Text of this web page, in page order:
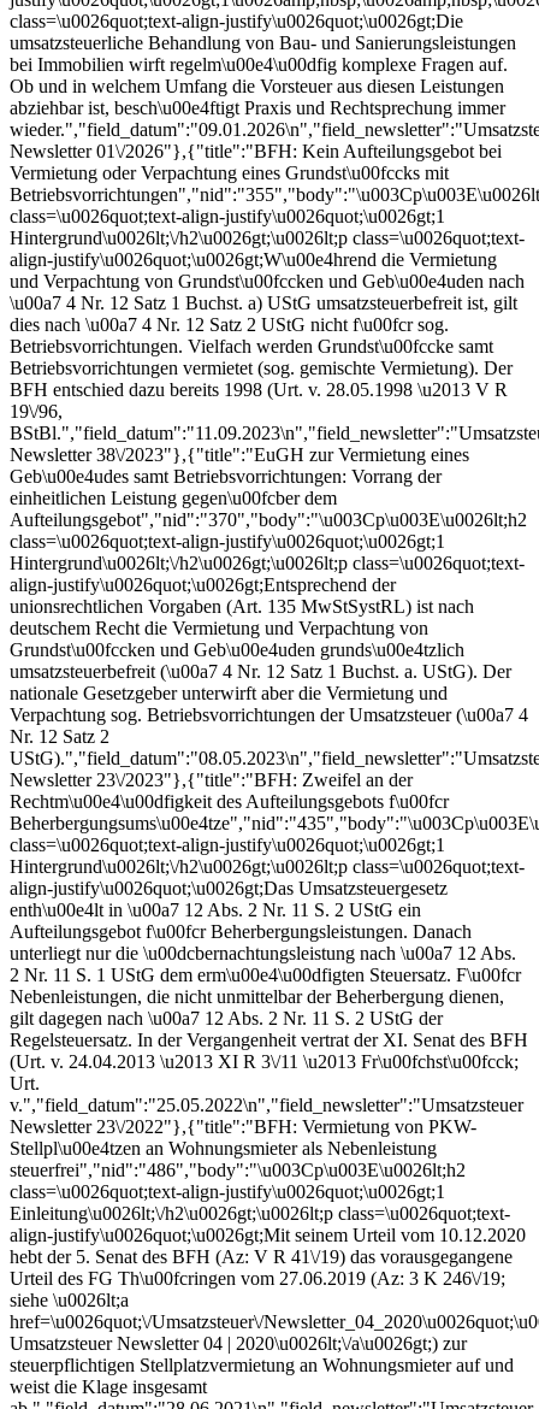
class=\u0026quot;text-align-justify\u0026quot;\u0026gt;Die
umsatzsteuerliche Behandlung von Bau- und Sanierungsleistungen
bei Immobilien wirft regelm\u00e4\u00dfig komplexe Fragen auf.
Ob und in welchem Umfang die Vorsteuer aus diesen Leistungen
abziehbar ist, besch\u00e4ftigt Praxis und Rechtsprechung immer
Newsletter 01\/2026"},{"title":"BFH: Kein Aufteilungsgebot bei
Vermietung oder Verpachtung eines Grundst\u00fccks mit
class=\u0026quot;text-align-justify\u0026quot;\u0026gt;1
Hintergrund\u0026lt;\/h2\u0026gt;\u0026lt;p class=\u0026quot;text-
align-justify\u0026quot;\u0026gt;W\u00e4hrend die Vermietung
und Verpachtung von Grundst\u00fccken und Geb\u00e4uden nach
\u00a7 4 Nr. 12 Satz 1 Buchst. a) UStG umsatzsteuerbefreit ist, gilt
dies nach \u00a7 4 Nr. 12 Satz 2 UStG nicht f\u00fcr sog.
Betriebsvorrichtungen. Vielfach werden Grundst\u00fccke samt
Betriebsvorrichtungen vermietet (sog. gemischte Vermietung). Der
BFH entschied dazu bereits 1998 (Urt. v. 28.05.1998 \u2013 V R
19\/96,
Newsletter 38\/2023"},{"title":"EuGH zur Vermietung eines
Geb\u00e4udes samt Betriebsvorrichtungen: Vorrang der
einheitlichen Leistung gegen\u00fcber dem
Aufteilungsgebot","nid":"370","body":"\u003Cp\u003E\u0026lt;h2
class=\u0026quot;text-align-justify\u0026quot;\u0026gt;1
Hintergrund\u0026lt;\/h2\u0026gt;\u0026lt;p class=\u0026quot;text-
align-justify\u0026quot;\u0026gt;Entsprechend der
unionsrechtlichen Vorgaben (Art. 135 MwStSystRL) ist nach
deutschem Recht die Vermietung und Verpachtung von
Grundst\u00fccken und Geb\u00e4uden grunds\u00e4tzlich
umsatzsteuerbefreit (\u00a7 4 Nr. 12 Satz 1 Buchst. a. UStG). Der
nationale Gesetzgeber unterwirft aber die Vermietung und
Verpachtung sog. Betriebsvorrichtungen der Umsatzsteuer (\u00a7 4
Nr. 12 Satz 2
Newsletter 23\/2023"},{"title":"BFH: Zweifel an der
Rechtm\u00e4\u00dfigkeit des Aufteilungsgebots f\u00fcr
class=\u0026quot;text-align-justify\u0026quot;\u0026gt;1
Hintergrund\u0026lt;\/h2\u0026gt;\u0026lt;p class=\u0026quot;text-
align-justify\u0026quot;\u0026gt;Das Umsatzsteuergesetz
enth\u00e4lt in \u00a7 12 Abs. 2 Nr. 11 S. 2 UStG ein
Aufteilungsgebot f\u00fcr Beherbergungsleistungen. Danach
unterliegt nur die \u00dcbernachtungsleistung nach \u00a7 12 Abs.
2 Nr. 11 S. 1 UStG dem erm\u00e4\u00dfigten Steuersatz. F\u00fcr
Nebenleistungen, die nicht unmittelbar der Beherbergung dienen,
gilt dagegen nach \u00a7 12 Abs. 2 Nr. 11 S. 2 UStG der
Regelsteuersatz. In der Vergangenheit vertrat der XI. Senat des BFH
(Urt. v. 24.04.2013 \u2013 XI R 3\/11 \u2013 Fr\u00fchst\u00fcck;
Urt.
v.","field_datum":"25.05.2022\n","field_newsletter":"Umsatzsteuer
Newsletter 23\/2022"},{"title":"BFH: Vermietung von PKW-
Stellpl\u00e4tzen an Wohnungsmieter als Nebenleistung
steuerfrei","nid":"486","body":"\u003Cp\u003E\u0026lt;h2
class=\u0026quot;text-align-justify\u0026quot;\u0026gt;1
Einleitung\u0026lt;\/h2\u0026gt;\u0026lt;p class=\u0026quot;text-
align-justify\u0026quot;\u0026gt;Mit seinem Urteil vom 10.12.2020
hebt der 5. Senat des BFH (Az: V R 41\/19) das vorausgegangene
Urteil des FG Th\u00fcringen vom 27.06.2019 (Az: 3 K 246\/19;
siehe \u0026lt;a
href=\u0026quot;\/Umsatzsteuer\/
Umsatzsteuer Newsletter 04 | 2020\u0026lt;\/a\u0026gt;) zur
steuerpflichtigen Stellplatzvermietung an Wohnungsmieter auf und
weist die Klage insgesamt